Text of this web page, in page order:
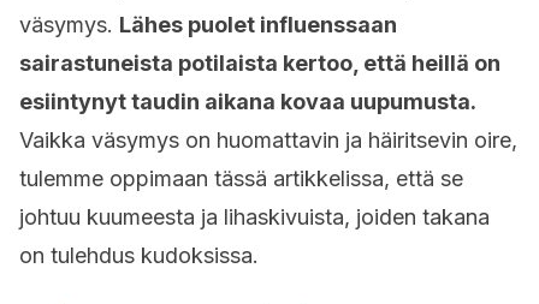
väsymys. Lähes puolet influenssaan
sairastuneista potilaista kertoo, että heillä on
esiintynyt taudin aikana kovaa uupumusta.
Vaikka väsymys on huomattavin ja häiritsevin oire,
tulemme oppimaan tässä artikkelissa, että se
johtuu kuumeesta ja lihaskivuista, joiden takana
on tulehdus kudoksissa.